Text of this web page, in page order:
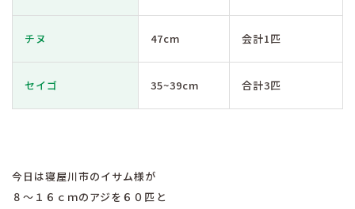
チヌ 47cm 会計1匹
セイゴ 35~39cm 合計3匹
今日は寝屋川市のイサム様が
８〜１６ｃｍのアジを６０匹と